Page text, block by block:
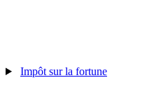
Impôt sur la fortune